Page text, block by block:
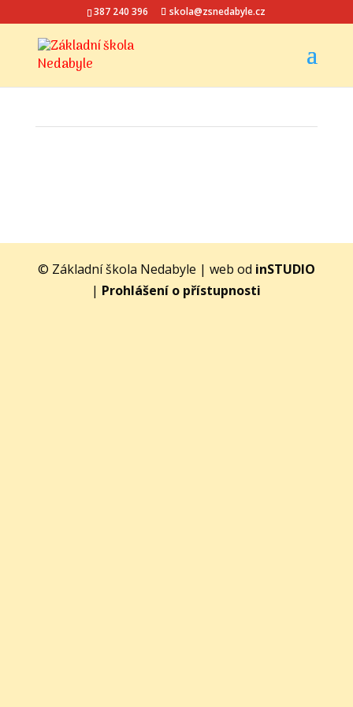
387 240 396 skola@zsnedabyle.cz
© Základní škola Nedabyle | web od inSTUDIO
| Prohlášení o přístupnosti